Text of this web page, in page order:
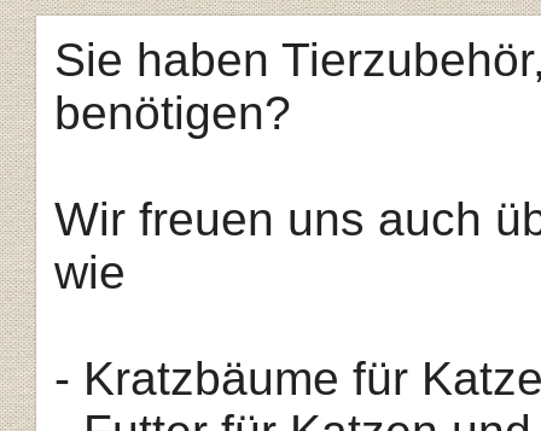
Sie haben
benötigen?
Wir freuen uns auch
wie
- Kratzbäume für